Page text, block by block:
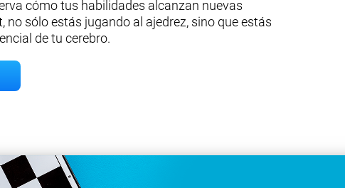
cómo tus habilidades alcanzan nuevas
no sólo estás jugando al ajedrez, sino que estás
de tu cerebro.